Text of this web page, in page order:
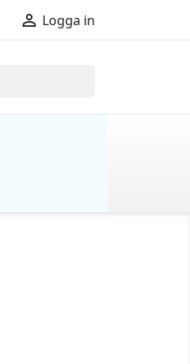
 Logga in